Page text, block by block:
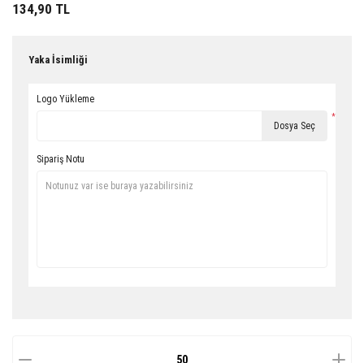
134,90 TL
Yaka İsimliği
Logo Yükleme
Dosya Seç
*
Sipariş Notu